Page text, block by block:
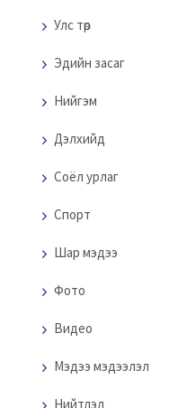
Улс төр
Эдийн засаг
Нийгэм
Дэлхийд
Соёл урлаг
Спорт
Шар мэдээ
Фото
Видео
Мэдээ мэдээлэл
Нийтлэл